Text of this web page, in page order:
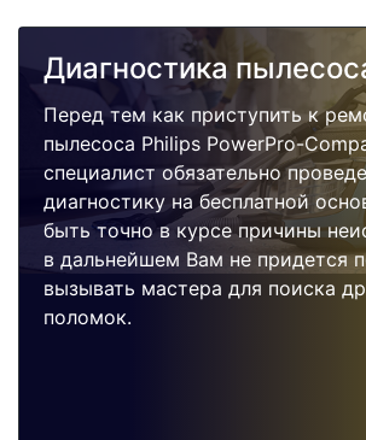
Диагностика
Перед тем как приступить к
пылесоса Philips PowerPro-
специалист обязательно
диагностику на бесплатной
быть точно в курсе причины
в дальнейшем Вам не придется
вызывать мастера для поиска
поломок.